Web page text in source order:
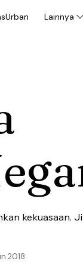
Urban Lainnya
kekuasaan.
2018